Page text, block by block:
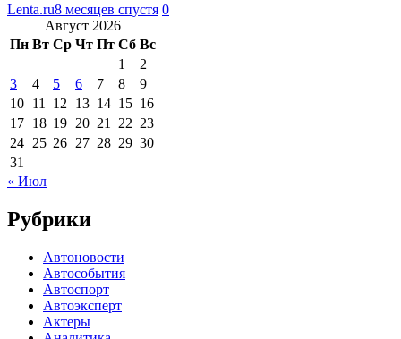
Lenta.ru8 месяцев спустя 0
Август 2026
Пн Вт Ср Чт Пт Сб Вс
1
2
3
4 5 6 7 8
9
10 11 12 13 14 15 16
17 18 19 20 21 22 23
24 25 26 27 28 29 30
31
« Июл
Рубрики
Автоновости
Автособытия
Автоспорт
Автоэксперт
Актеры